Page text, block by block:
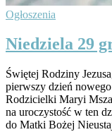
Ogłoszenia
Niedziela 29
Świętej Rodziny
pierwszy dzień
Rodzicielki Maryi
na uroczystość w ten
do Matki Bożej